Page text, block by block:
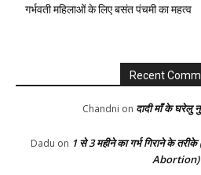
गर्भवती महिलाओं के लिए बसंत पंचमी का महत्व
Recent
Chandni on दादी माँ के घरेलु
Dadu on 1 से 3 महीने का गर्भ गिराने के
Abortion)